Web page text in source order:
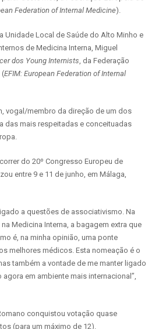
Federation of Internal Medicine).
Unidade Local de Saúde do Alto Minho e
de Medicina Interna, Miguel
dos Young Internists, da Federação
(EFIM: European Federation of Internal
vogal/membro da direção de um dos
das mais respeitadas e conceituadas
do 20º Congresso Europeu de
entre 9 e 11 de junho, em Málaga,
a questões de associativismo. Na
Medicina Interna, a bagagem extra que
é, na minha opinião, uma ponte
melhores médicos. Esta nomeação é o
também a vontade de me manter ligado
em ambiente mais internacional”,
conquistou votação quase
(para um máximo de 12).